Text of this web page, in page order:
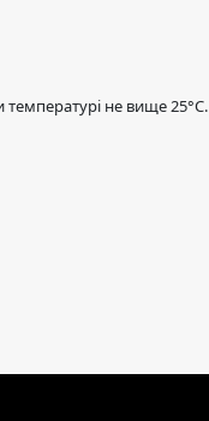
температурі не вище 25°C.